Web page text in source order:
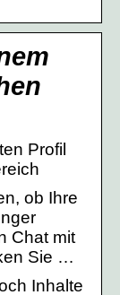
Profil
ob Ihre
Chat mit
Sie …
Inhalte